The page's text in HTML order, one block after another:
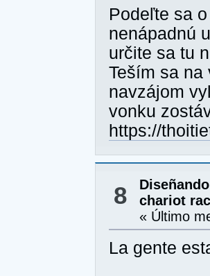
Podeľte sa
nenápadnú
určite sa tu
Teším sa na
navzájom
vonku
https://
8
chariot
« Último
La gente